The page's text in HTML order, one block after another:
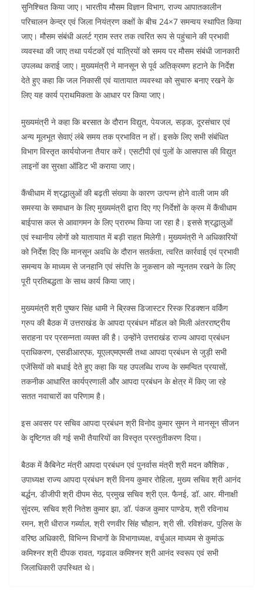
सुनिश्चित किया जाए। भारतीय मौसम विज्ञान विभाग, राज्य आपातकालीन
परिचालन केन्द्र एवं जिला नियंत्रण कक्षों के बीच 24×7 समन्वय स्थापित किया
जाए। मौसम संबंधी अलर्ट ग्राम स्तर तक त्वरित रूप से पहुंचाने की प्रभावी
व्यवस्था की जाए तथा पर्यटकों एवं यात्रियों को समय पर मौसम संबंधी जानकारी
उपलब्ध कराई जाए। मुख्यमंत्री ने मानसून से पूर्व अतिक्रमण हटाने के निर्देश
देते हुए कहा कि जल निकासी एवं यातायात व्यवस्था को सुचारु बनाए रखने के
लिए यह कार्य प्राथमिकता के आधार पर किया जाए।
मुख्यमंत्री ने कहा कि बरसात के दौरान विद्युत, पेयजल, सड़क, दूरसंचार एवं
अन्य मूलभूत सेवाएं लंबे समय तक प्रभावित न हों। इसके लिए सभी संबंधित
विभाग विस्तृत कार्ययोजना तैयार करें। एसटीपी एवं पुलों के आसपास की विद्युत
लाइनों का सुरक्षा ऑडिट भी कराया जाए।
कैंचीधाम में श्रद्धालुओं की बढ़ती संख्या के कारण उत्पन्न होने वाली जाम की
समस्या के समाधान के लिए मुख्यमंत्री द्वारा दिए गए निर्देशों के क्रम में कैंचीधाम
बाईपास कल से आवागमन के लिए प्रारम्भ किया जा रहा है। इससे श्रद्धालुओं
एवं स्थानीय लोगों को यातायात में बड़ी राहत मिलेगी। मुख्यमंत्री ने अधिकारियों
को निर्देश दिए कि मानसून अवधि के दौरान सतर्कता, त्वरित कार्रवाई एवं प्रभावी
समन्वय के माध्यम से जनहानि एवं संपत्ति के नुकसान को न्यूनतम रखने के लिए
पूरी प्रतिबद्धता के साथ कार्य किया जाए।
मुख्यमंत्री श्री पुष्कर सिंह धामी ने ब्रिक्स डिजास्टर रिस्क रिडक्शन वर्किंग
ग्रुप की बैठक में उत्तराखंड के आपदा प्रबंधन मॉडल को मिली अंतरराष्ट्रीय
सराहना पर प्रसन्नता व्यक्त की है। उन्होंने उत्तराखंड राज्य आपदा प्रबंधन
प्राधिकरण, एसडीआरएफ, यूएलएमएमसी तथा आपदा प्रबंधन से जुड़ी सभी
एजेंसियों को बधाई देते हुए कहा कि यह उपलब्धि राज्य के समन्वित प्रयासों,
तकनीक आधारित कार्यप्रणाली और आपदा प्रबंधन के क्षेत्र में किए जा रहे
सतत नवाचारों का परिणाम है।
इस अवसर पर सचिव आपदा प्रबंधन श्री विनोद कुमार सुमन ने मानसून सीजन
के दृष्टिगत की गई सभी तैयारियों का विस्तृत प्रस्तुतीकरण दिया।
बैठक में कैबिनेट मंत्री आपदा प्रबंधन एवं पुनर्वास मंत्री श्री मदन कौशिक ,
उपाध्यक्ष राज्य आपदा प्रबंधन श्री विनय कुमार रोहिला, मुख्य सचिव श्री आनंद
बर्द्धन, डीजीपी श्री दीपम सेठ, प्रमुख सचिव श्री एल. फैनई, डॉ. आर. मीनाक्षी
सुंदरम, सचिव श्री नितेश कुमार झा, डॉ. पंकज कुमार पाण्डेय, श्री रविनाथ
रमन, श्री धीराज गर्ब्याल, श्री रणवीर सिंह चौहान, श्री सी. रविशंकर, पुलिस के
वरिष्ठ अधिकारी, विभिन्न विभागों के विभागाध्यक्ष, वर्चुअल माध्यम से कुमांऊ
कमिश्नर श्री दीपक रावत, गढ़वाल कमिश्नर श्री आनंद स्वरूप एवं सभी
जिलाधिकारी उपस्थित थे।